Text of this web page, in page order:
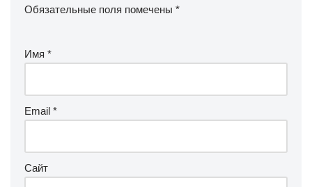
Обязательные поля помечены *
Имя *
Email *
Сайт